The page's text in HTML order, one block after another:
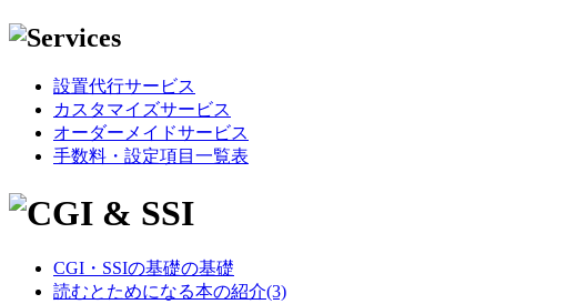
設置代行サービス
カスタマイズサービス
オーダーメイドサービス
手数料・設定項目一覧表
CGI・SSIの基礎の基礎
読むとためになる本の紹介(3)